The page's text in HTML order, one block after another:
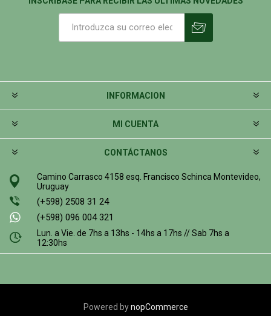
INFORMACION
MI CUENTA
CONTÁCTANOS
Camino Carrasco 4158 esq. Francisco Schinca Montevideo,
Uruguay
(+598) 2508 31 24
(+598) 096 004 321
Lun. a Vie. de 7hs a 13hs - 14hs a 17hs // Sab 7hs a
12:30hs
Powered bynopCommerce